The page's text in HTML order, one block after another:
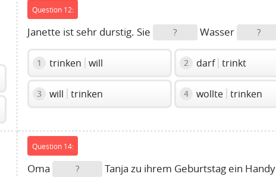
Question 12:
Janette ist sehr durstig. Sie ? Wasser ?
1 trinken will 2 darf trinkt
3 will trinken 4 wollte trinken
Question 14:
Oma ? Tanja zu ihrem Geburtstag ein Handy